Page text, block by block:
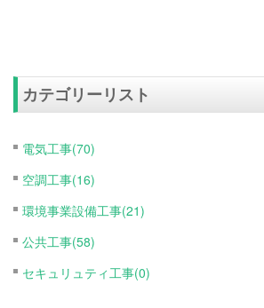
カテゴリーリスト
電気工事(70)
空調工事(16)
環境事業設備工事(21)
公共工事(58)
セキュリュティ工事(0)